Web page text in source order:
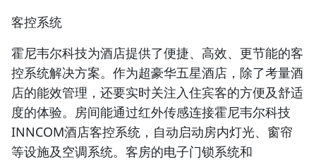
客控系统
霍尼韦尔科技为酒店提供了便捷、高效、更节能的客
控系统解决方案。作为超豪华五星酒店，除了考量酒
店的能效管理，还要实时关注入住宾客的方便及舒适
度的体验。房间能通过红外传感连接霍尼韦尔科技
INNCOM酒店客控系统，自动启动房内灯光、窗帘
等设施及空调系统。客房的电子门锁系统和